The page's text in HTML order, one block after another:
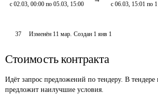
с 02.03, 00:00 по 05.03, 15:00
с 06.03, 15:01 по
37 Изменён 11 мар. Создан 1 янв 1
Стоимость контракта
Идёт запрос предложений по тендеру. В тендере
предложит наилучшие условия.